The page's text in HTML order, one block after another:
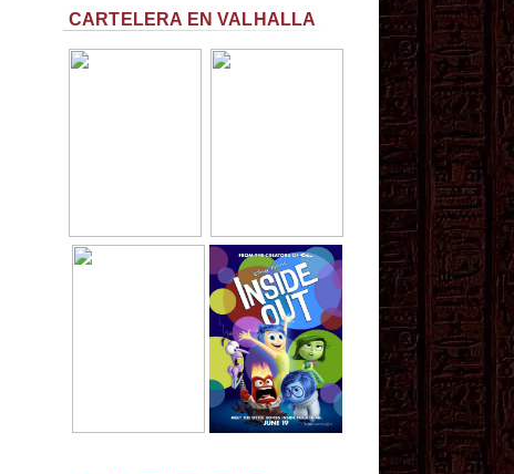
CARTELERA EN VALHALLA